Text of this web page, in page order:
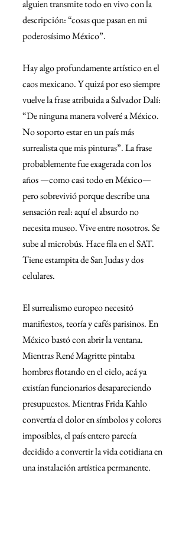
alguien transmite todo en vivo con la
descripción: “cosas que pasan en mi
poderosísimo México”.
Hay algo profundamente artístico en el
caos mexicano. Y quizá por eso siempre
vuelve la frase atribuida a Salvador Dalí:
“De ninguna manera volveré a México.
No soporto estar en un país más
surrealista que mis pinturas”. La frase
probablemente fue exagerada con los
años —como casi todo en México—
pero sobrevivió porque describe una
sensación real: aquí el absurdo no
necesita museo. Vive entre nosotros. Se
sube al microbús. Hace fila en el SAT.
Tiene estampita de San Judas y dos
celulares.
El surrealismo europeo necesitó
manifiestos, teoría y cafés parisinos. En
México bastó con abrir la ventana.
Mientras René Magritte pintaba
hombres flotando en el cielo, acá ya
existían funcionarios desapareciendo
presupuestos. Mientras Frida Kahlo
convertía el dolor en símbolos y colores
imposibles, el país entero parecía
decidido a convertir la vida cotidiana en
una instalación artística permanente.